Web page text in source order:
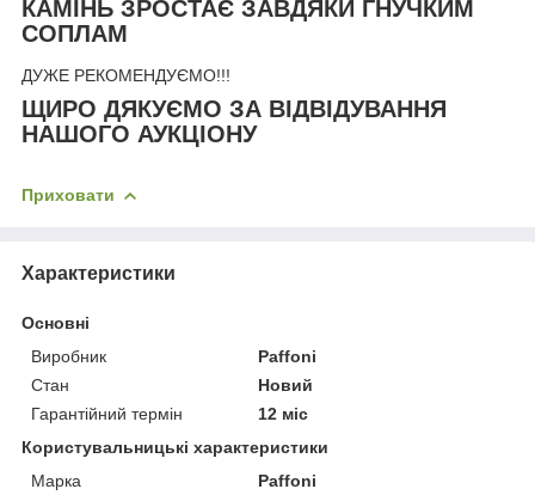
КАМІНЬ ЗРОСТАЄ ЗАВДЯКИ ГНУЧКИМ
СОПЛАМ
ДУЖЕ РЕКОМЕНДУЄМО!!!
ЩИРО ДЯКУЄМО ЗА ВІДВІДУВАННЯ
НАШОГО АУКЦІОНУ
Приховати
Характеристики
Основні
Виробник
Paffoni
Стан
Новий
Гарантійний термін
12 міс
Користувальницькі характеристики
Марка
Paffoni